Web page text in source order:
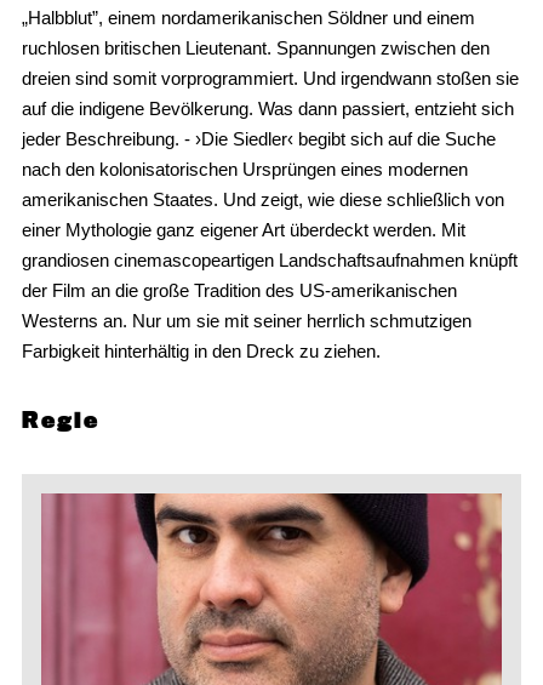
„Halbblut”, einem nordamerikanischen Söldner und einem
ruchlosen britischen Lieutenant. Spannungen zwischen den
dreien sind somit vorprogrammiert. Und irgendwann stoßen sie
auf die indigene Bevölkerung. Was dann passiert, entzieht sich
jeder Beschreibung. - ›Die Siedler‹ begibt sich auf die Suche
nach den kolonisatorischen Ursprüngen eines modernen
amerikanischen Staates. Und zeigt, wie diese schließlich von
einer Mythologie ganz eigener Art überdeckt werden. Mit
grandiosen cinemascopeartigen Landschaftsaufnahmen knüpft
der Film an die große Tradition des US-amerikanischen
Westerns an. Nur um sie mit seiner herrlich schmutzigen
Farbigkeit hinterhältig in den Dreck zu ziehen.
Regie